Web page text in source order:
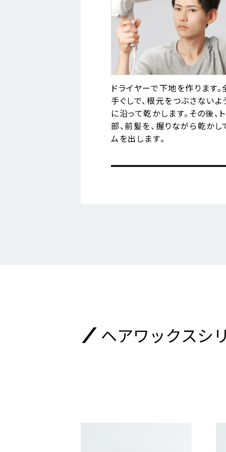
ドライヤーで下地を作ります
手ぐしで、根元をつぶさない
に沿って乾かします。その後、
部、前髪を、握りながら乾かし
ムを出します。
ヘアワックスシ